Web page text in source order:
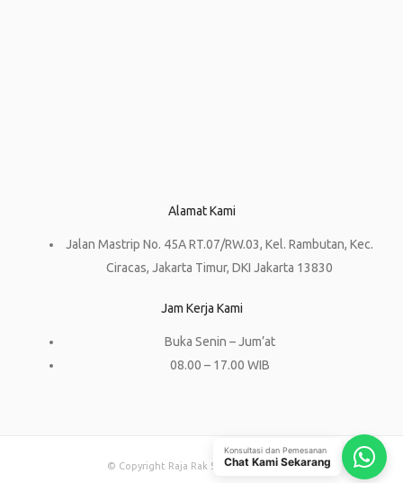
Alamat Kami
Jalan Mastrip No. 45A RT.07/RW.03, Kel. Rambutan, Kec.
Ciracas, Jakarta Timur, DKI Jakarta 13830
Jam Kerja Kami
Buka Senin – Jum’at
08.00 – 17.00 WIB
© Copyright Raja Rak Supermarket 2023
Konsultasi dan Pemesanan
Chat Kami Sekarang